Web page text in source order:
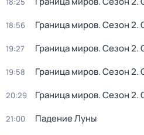
18:56 Граница миров. Сезон 2.
19:27 Граница миров. Сезон 2.
19:58 Граница миров. Сезон 2.
20:29 Граница миров. Сезон 2.
21:00 Падение Луны